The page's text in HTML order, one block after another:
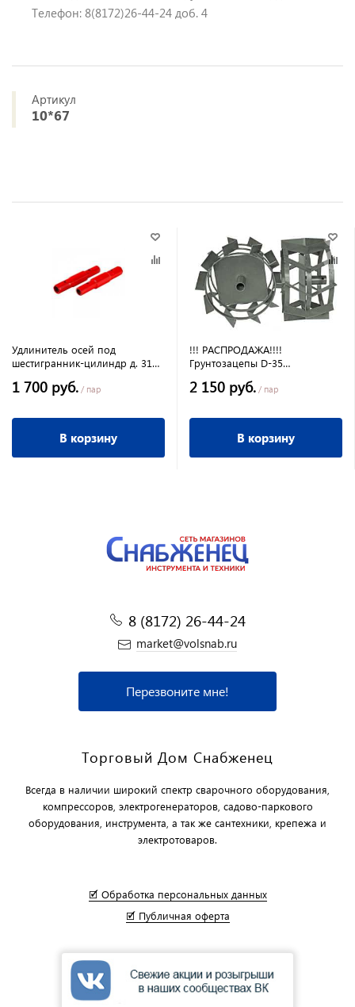
Телефон: 8(8172)26-44-24 доб. 4
Артикул
10*67
Удлинитель осей под
шестигранник-цилиндр д. 31
1 700 руб. / пар
В корзину
!!! РАСПРОДАЖА!!!!
Грунтозацепы D-35
2 150 руб. / пар
В корзину
8 (8172) 26-44-24
market@volsnab.ru
Перезвоните мне!
Торговый Дом Снабженец
Всегда в наличии широкий спектр сварочного оборудования,
компрессоров, электрогенераторов, садово-паркового
оборудования, инструмента, а так же сантехники, крепежа и
электротоваров.
🗹 Обработка персональных данных
🗹 Публичная оферта